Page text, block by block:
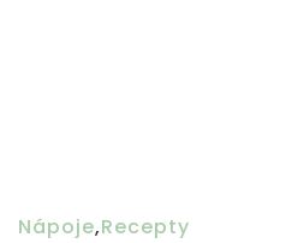
Nápoje,Recepty